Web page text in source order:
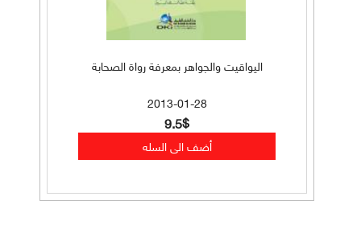
اليواقيت والجواهر بمعرفة رواة الصحابة
2013-01-28
9.5$